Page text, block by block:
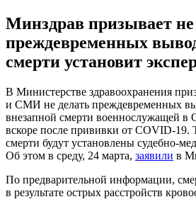
Минздрав призывает не
преждевременных
смерти установит
В Министерстве здравоохранения
и СМИ не делать преждевременных
внезапной смерти военнослужащей в
вскоре после прививки от COVID-
смерти будут установлены судебно-
Об этом в среду, 24 марта, заявили в
По предварительной информации,
в результате острых расстройств